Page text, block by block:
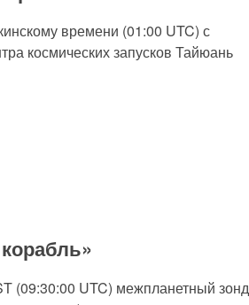
времени (01:00 UTC) с
космических запусков Тайюань
(09:30:00 UTC) межпланетный зонд